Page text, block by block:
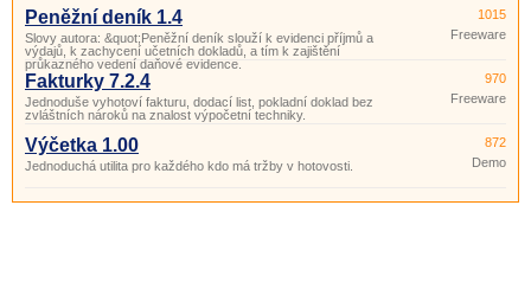
Peněžní deník 1.4
Slovy autora: &quot;Peněžní deník slouží k evidenci příjmů a
výdajů, k zachycení učetních dokladů, a tím k zajištění
průkazného vedení daňové evidence.
1015
Freeware
Fakturky 7.2.4
Jednoduše vyhotoví fakturu, dodací list, pokladní doklad bez
zvláštních nároků na znalost výpočetní techniky.
970
Freeware
Výčetka 1.00
Jednoduchá utilita pro každého kdo má tržby v hotovosti.
872
Demo